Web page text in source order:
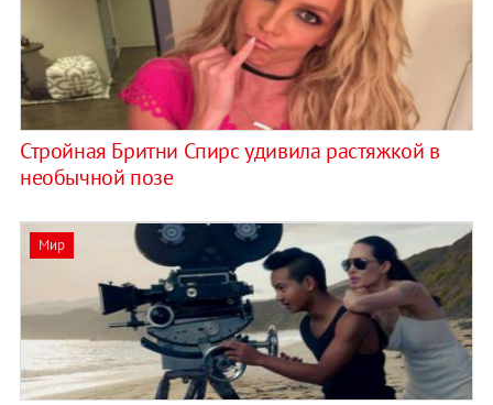
Стройная Бритни Спирс удивила растяжкой в
необычной позе
Мир